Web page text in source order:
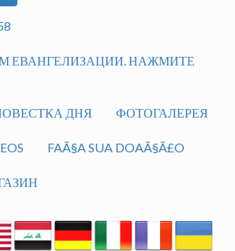
ЕВАНГЕЛИЗАЦИИ. НАЖМИТЕ
ДНЯ ФОТОГАЛЕРЕЯ
FAÃ§A SUA DOAÃ§Ã£O